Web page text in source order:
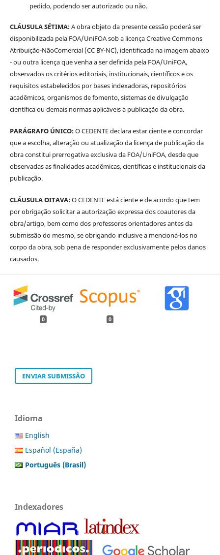
pedido, podendo ser autorizado ou não.
CLÁUSULA SÉTIMA:A obra objeto da presente cessão poderá ser
disponibilizada pela FOA/UniFOA sob a licença Creative Commons
Atribuição-NãoComercial (CC BY-NC), identificada na imagem abaixo
- ou outra licença que venha a ser definida pela FOA/UniFOA,
observados os critérios editoriais, institucionais, científicos e os
requisitos estabelecidos por bases indexadoras, repositórios
acadêmicos, organismos de fomento, sistemas de divulgação
científica ou demais normas aplicáveis à publicação da obra.
PARÁGRAFO ÚNICO:O CEDENTE declara estar ciente e concordar
que a escolha, alteração ou atualização da licença de publicação da
obra constitui prerrogativa exclusiva da FOA/UniFOA, desde que
observadas as finalidades acadêmicas, científicas e institucionais da
publicação.
CLÁUSULA OITAVA:O CEDENTE está ciente e de acordo que tem
por obrigação solicitar a autorização expressa dos coautores da
obra/artigo, bem como dos professores orientadores antes da
submissão do mesmo, se obrigando inclusive a mencioná-los no
corpo da obra, sob pena de responder exclusivamente pelos danos
causados.
0 0
ENVIAR SUBMISSÃO
Idioma
English
Español (España)
Português (Brasil)
Indexadores